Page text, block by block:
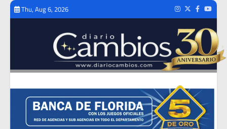
Skip
Thu, Aug 6, 2026 Instagram
TwitterFacebook